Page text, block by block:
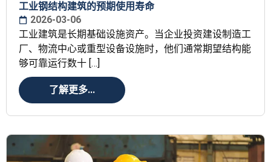
工业钢结构建筑的预期使用寿命
2026-03-06
工业建筑是长期基础设施资产。当企业投资建设制造工
厂、物流中心或重型设备设施时，他们通常期望结构能
够可靠运行数十 […]
了解更多...